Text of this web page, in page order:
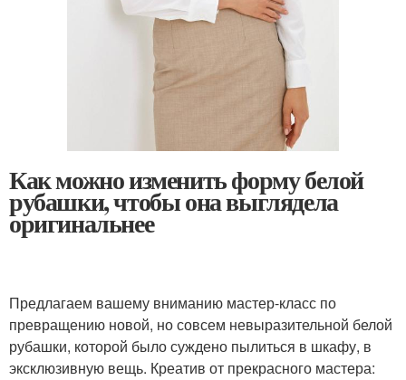
Как можно изменить форму белой
рубашки, чтобы она выглядела
оригинальнее
Предлагаем вашему вниманию мастер-класс по
превращению новой, но совсем невыразительной белой
рубашки, которой было суждено пылиться в шкафу, в
эксклюзивную вещь. Креатив от прекрасного мастера: